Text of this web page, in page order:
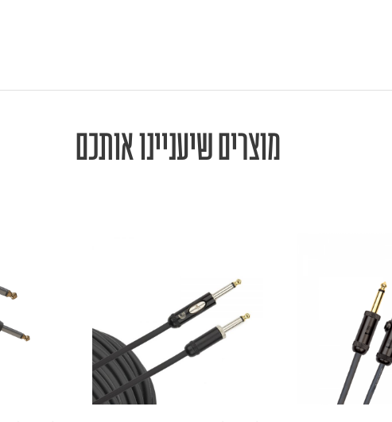
מוצרים שיעניינו אותכם